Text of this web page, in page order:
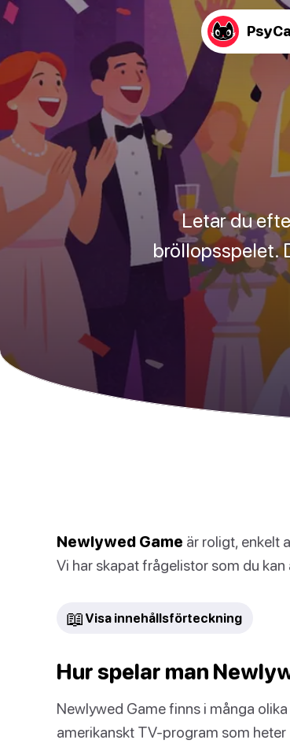
Letar du
bröllopsspelet.
Newlywed Game är roligt, enkelt
Vi har skapat frågelistor som du
📖 Visa innehållsförteckning
Hur spelar man
Newlywed Game finns i många
amerikanskt TV-program som heter